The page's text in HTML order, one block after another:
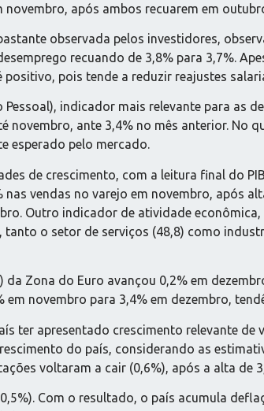
após ambos recuarem em
observada pelos investidores,
recuando de 3,8% para 3,7%.
pois tende a reduzir reajustes
indicador mais relevante para as
novembro, ante 3,4% no mês anterior. No
esperado pelo mercado.
de crescimento, com a leitura final do
vendas no varejo em novembro, após
Outro indicador de atividade
o setor de serviços (48,8) como
Zona do Euro avançou 0,2% em
novembro para 3,4% em dezembro,
ter apresentado crescimento relevante
do país, considerando as
voltaram a cair (0,6%), após a alta de
Com o resultado, o país acumula